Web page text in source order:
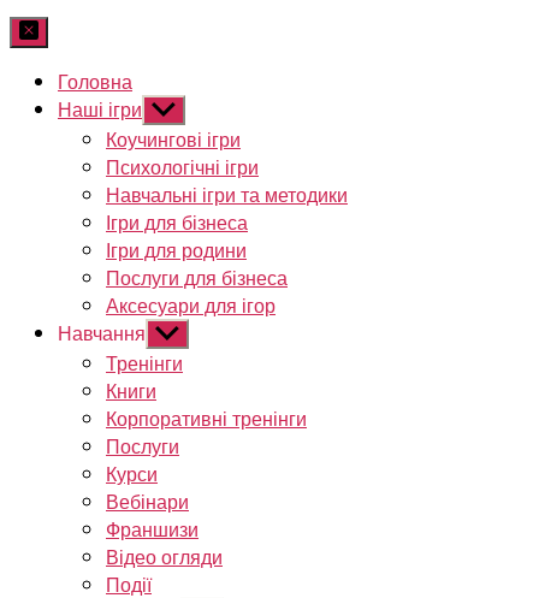
Головна
Наші ігри Показати
підменю
Коучингові ігри
Психологічні ігри
Навчальні ігри та методики
Ігри для бізнеса
Ігри для родини
Послуги для бізнеса
Аксесуари для ігор
Навчання Показати
підменю
Тренінги
Книги
Корпоративні тренінги
Послуги
Курси
Вебінари
Франшизи
Відео огляди
Події